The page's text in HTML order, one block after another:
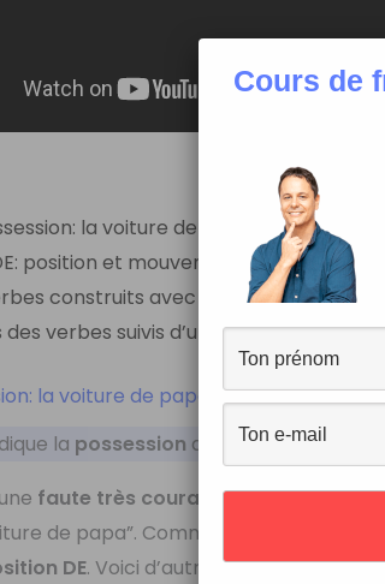
la voiture de papa ou la voiture
position et mouvement
construits avec les prépositions À et
des verbes suivis d’un infinitif
la voiture de papa ou la voiture à
la possession avec un nom, on
faute très courante, que même les
de papa”. Comme on indique ici la
DE. Voici d’autres exemples:
Cours de